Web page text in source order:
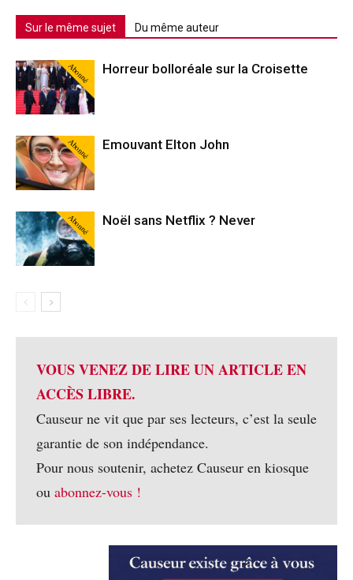
Sur le même sujet Du même auteur
Abonné Horreur bolloréale sur la Croisette
Abonné Emouvant Elton John
Abonné Noël sans Netflix ? Never
VOUS VENEZ DE LIRE UN ARTICLE EN
ACCÈS LIBRE.
Causeur ne vit que par ses lecteurs, c’est la seule
garantie de son indépendance.
Pour nous soutenir, achetez Causeur en kiosque
ou abonnez-vous !